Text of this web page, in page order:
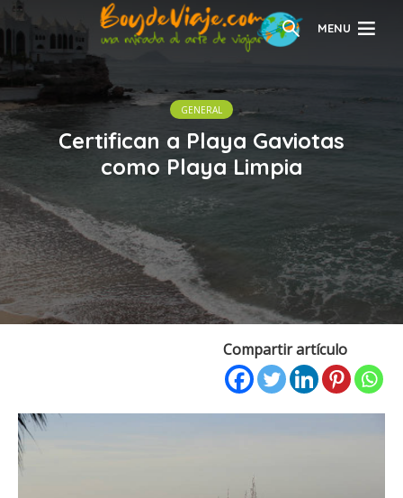
MENU
GENERAL
Certifican a Playa Gaviotas
como Playa Limpia
Compartir artículo